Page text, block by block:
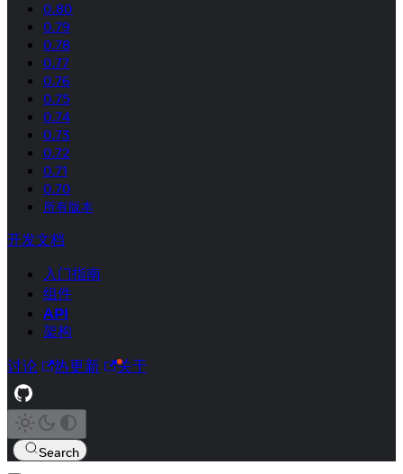
0.80
0.79
0.78
0.77
0.76
0.75
0.74
0.73
0.72
0.71
0.70
所有版本
开发文档
入门指南
组件
API
架构
讨论 热更新 关于
Search